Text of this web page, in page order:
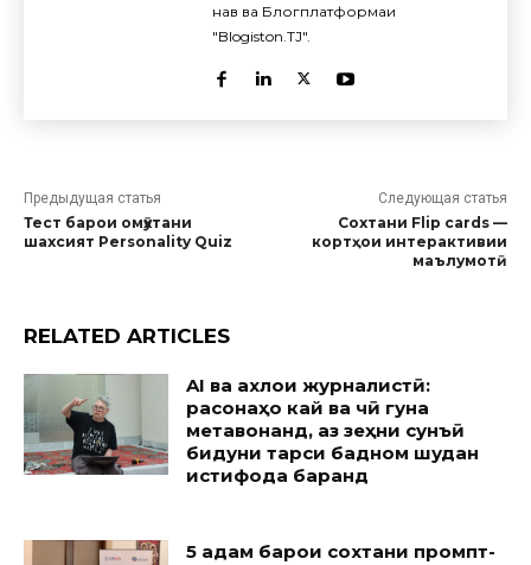
нав ва Блогплатформаи
"Blogiston.TJ".
Предыдущая статья
Тест барои омӯхтани
шахсият Personality Quiz
Следующая статья
Сохтани Flip cards —
кортҳои интерактивии
маълумотӣ
RELATED ARTICLES
AI ва ахлоқи журналистӣ:
расонаҳо кай ва чӣ гуна
метавонанд, аз зеҳни сунъӣ
бидуни тарси бадном шудан
истифода баранд
5 қадам барои сохтани промпт-